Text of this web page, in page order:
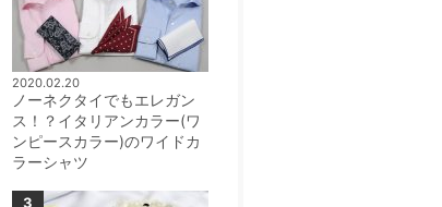
2020.02.20
ノーネクタイでもエレガン
ス！？イタリアンカラー(ワ
ンピースカラー)のワイドカ
ラーシャツ